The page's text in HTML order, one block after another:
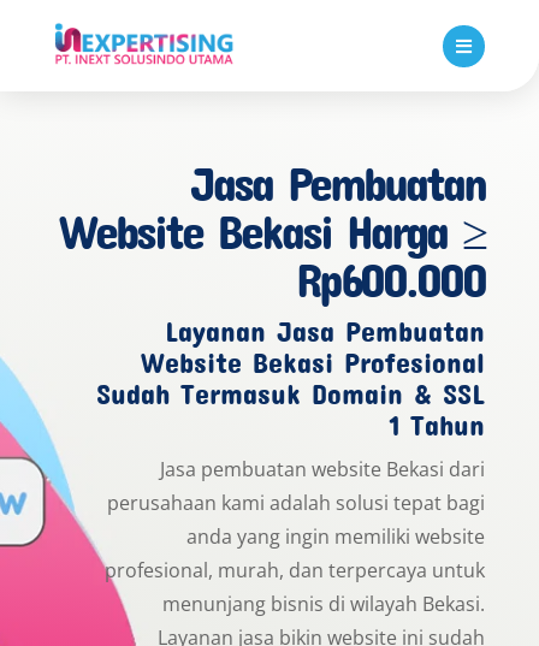

Jasa Pembuatan
Website Bekasi Harga ≥
Rp600.000
Layanan Jasa Pembuatan
Website Bekasi Profesional
Sudah Termasuk Domain & SSL
1 Tahun
Jasa pembuatan website Bekasi dari
perusahaan kami adalah solusi tepat bagi
anda yang ingin memiliki website
profesional, murah, dan terpercaya untuk
menunjang bisnis di wilayah Bekasi.
Layanan jasa bikin website ini sudah